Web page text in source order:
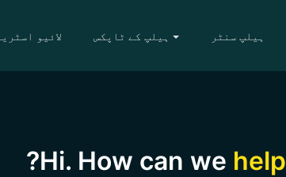
ہیلپ سنٹر ہیلپ کے ٹاپکس لائیو
Hi. How can we help